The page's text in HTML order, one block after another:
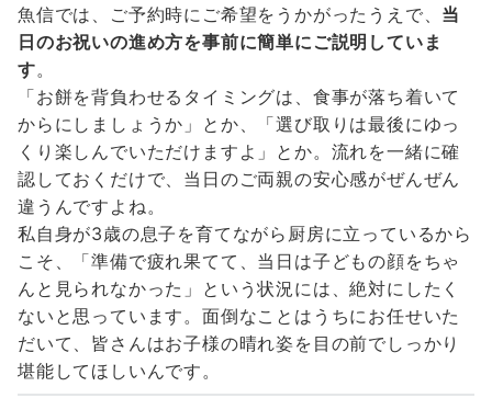
魚信では、ご予約時にご希望をうかがったうえで、 当
日のお祝いの進め方を事前に簡単にご説明していま
す。
「お餅を背負わせるタイミングは、食事が落ち着いて
からにしましょうか」とか、「選び取りは最後にゆっ
くり楽しんでいただけますよ」とか。流れを一緒に確
認しておくだけで、当日のご両親の安心感がぜんぜん
違うんですよね。
私自身が3歳の息子を育てながら厨房に立っているから
こそ、「準備で疲れ果てて、当日は子どもの顔をちゃ
んと見られなかった」という状況には、絶対にしたく
ないと思っています。面倒なことはうちにお任せいた
だいて、皆さんはお子様の晴れ姿を目の前でしっかり
堪能してほしいんです。